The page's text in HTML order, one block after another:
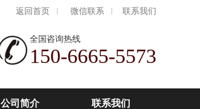
返回首页 微信联系 联系我们
全国咨询热线
150-6665-5573
公司简介 联系我们